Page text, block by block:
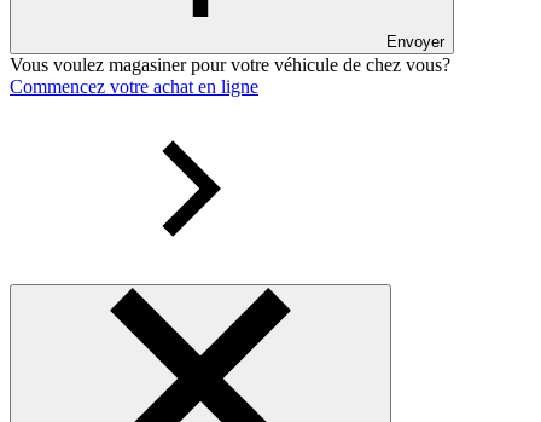
Envoyer
Vous voulez magasiner pour votre véhicule de chez vous?
Commencez votre achat en ligne